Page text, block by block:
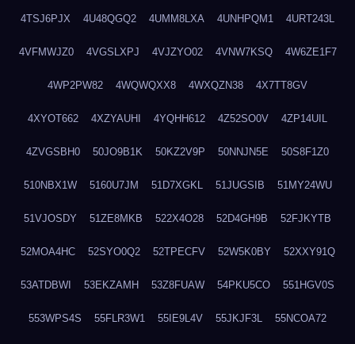
4TSJ6PJX 4U48QGQ2 4UMM8LXA 4UNHPQM1 4URT243L
4VFMWJZ0 4VGSLXPJ 4VJZYO02 4VNW7KSQ 4W6ZE1F7
4WP2PW82 4WQWQXX8 4WXQZN38 4X7TT8GV
4XYOT662 4XZYAUHI 4YQHH612 4Z52SO0V 4ZP14UIL
4ZVGSBH0 50JO9B1K 50KZ2V9P 50NNJN5E 50S8F1Z0
510NBX1W 5160U7JM 51D7XGKL 51JUGSIB 51MY24WU
51VJOSDY 51ZE8MKB 522X4O28 52D4GH9B 52FJKYTB
52MOA4HC 52SYO0Q2 52TPECFV 52W5K0BY 52XXY91Q
53ATDBWI 53EKZAMH 53Z8FUAW 54PKU5CO 551HGV0S
553WPS4S 55FLR3W1 55IE9L4V 55JKJF3L 55NCOA72